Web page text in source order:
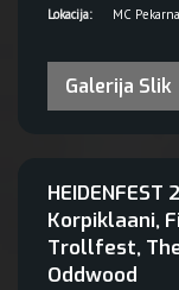
Lokacija: MC Pekarna
Galerija Slik
HEIDENFEST
Korpiklaani,
Trollfest,
Oddwood